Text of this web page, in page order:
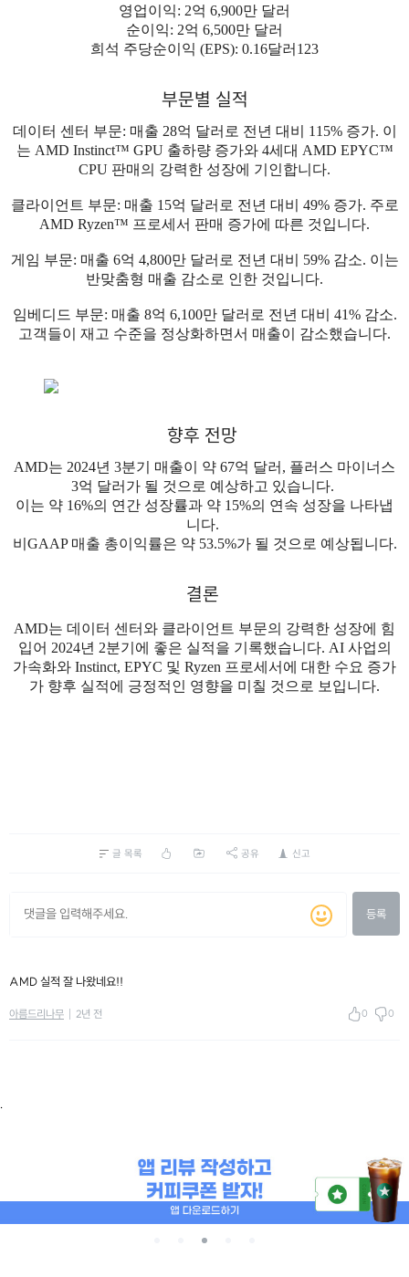
영업이익: 2억 6,900만 달러
순이익: 2억 6,500만 달러
희석 주당순이익 (EPS): 0.16달러123
부문별 실적
데이터 센터 부문: 매출 28억 달러로 전년 대비 115% 증가. 이
는 AMD Instinct™ GPU 출하량 증가와 4세대 AMD EPYC™
CPU 판매의 강력한 성장에 기인합니다.
클라이언트 부문: 매출 15억 달러로 전년 대비 49% 증가. 주로
AMD Ryzen™ 프로세서 판매 증가에 따른 것입니다.
게임 부문: 매출 6억 4,800만 달러로 전년 대비 59% 감소. 이는
반맞춤형 매출 감소로 인한 것입니다.
임베디드 부문: 매출 8억 6,100만 달러로 전년 대비 41% 감소.
고객들이 재고 수준을 정상화하면서 매출이 감소했습니다.
향후 전망
AMD는 2024년 3분기 매출이 약 67억 달러, 플러스 마이너스
3억 달러가 될 것으로 예상하고 있습니다.
이는 약 16%의 연간 성장률과 약 15%의 연속 성장을 나타냅
니다.
비GAAP 매출 총이익률은 약 53.5%가 될 것으로 예상됩니다.
결론
AMD는 데이터 센터와 클라이언트 부문의 강력한 성장에 힘
입어 2024년 2분기에 좋은 실적을 기록했습니다. AI 사업의
가속화와 Instinct, EPYC 및 Ryzen 프로세서에 대한 수요 증가
가 향후 실적에 긍정적인 영향을 미칠 것으로 보입니다.
글 목록 공유 신고
등록
AMD 실적 잘 나왔네요!!
아름드리나무 2년 전 0 0
.